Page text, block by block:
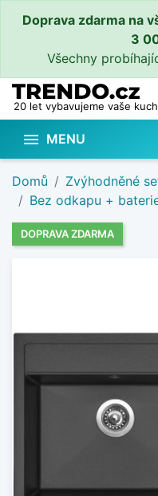
Doprava zdarma na
3
Všechny
20 let vybavujeme vaše
 MENU
Domů Zvýhodněné
Bez odkapu +
DOPRAVA ZDARMA